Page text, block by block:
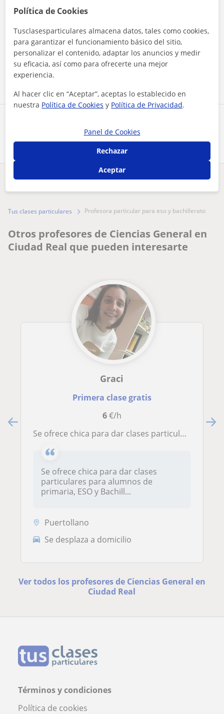
Al hacer clic, aceptas nuestroaviso legaly deprivacidad
Contactar ahora
Tus clases particulares profesora particular para eso y bachillerato
Otros profesores de Ciencias General en
Ciudad Real que pueden interesarte
Graci
Primera clase gratis
6€/h
Se ofrece chica para dar clases particulares para alumnos de primaria, ESO y Bachiller, especialmente en asignaturas de ciencias
Se ofrece chica para dar clases
particulares para alumnos de
primaria, ESO y Bachill...
Puertollano
Se desplaza a domicilio
Ver todos los profesores de Ciencias General en
Ciudad Real
Términos y condiciones
Política de cookies
Política de Cookies
Tusclasesparticulares almacena datos, tales como cookies,
para garantizar el funcionamiento básico del sitio,
personalizar el contenido, adaptar los anuncios y medir
su eficacia, así como para ofrecerte una mejor
experiencia.
Al hacer clic en “Aceptar”, aceptas lo establecido en
nuestra Política de Cookies y Política de Privacidad.
Panel de Cookies
Rechazar
Aceptar